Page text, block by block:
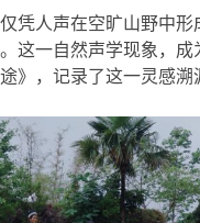
凭人声在空旷山野中
这一自然声学现象，成
》，记录了这一灵感溯